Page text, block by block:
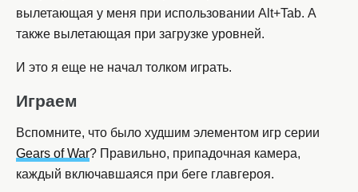
вылетающая у меня при использовании Alt+Tab. А
также вылетающая при загрузке уровней.
И это я еще не начал толком играть.
Играем
Вспомните, что было худшим элементом игр серии
Gears of War? Правильно, припадочная камера,
каждый включавшаяся при беге главгероя.